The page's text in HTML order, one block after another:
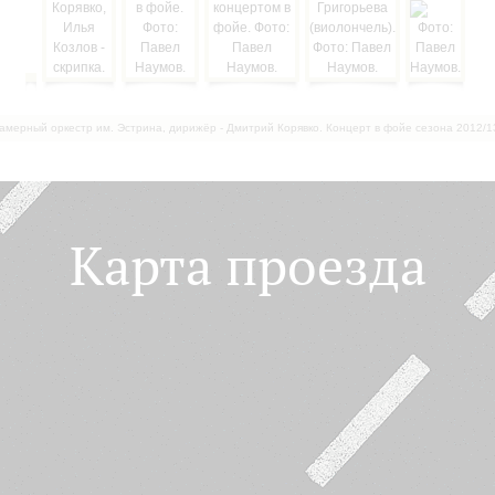
оркестр им. Эстрина, дирижёр - Дмитрий Корявко. Концерт в фойе сезона 2012/
Карта проезда